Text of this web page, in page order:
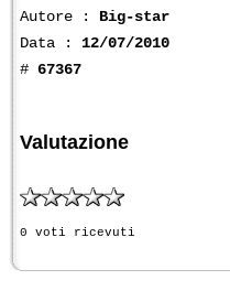
Autore : Big-star
Data : 12/07/2010
# 67367
Valutazione
0 voti ricevuti